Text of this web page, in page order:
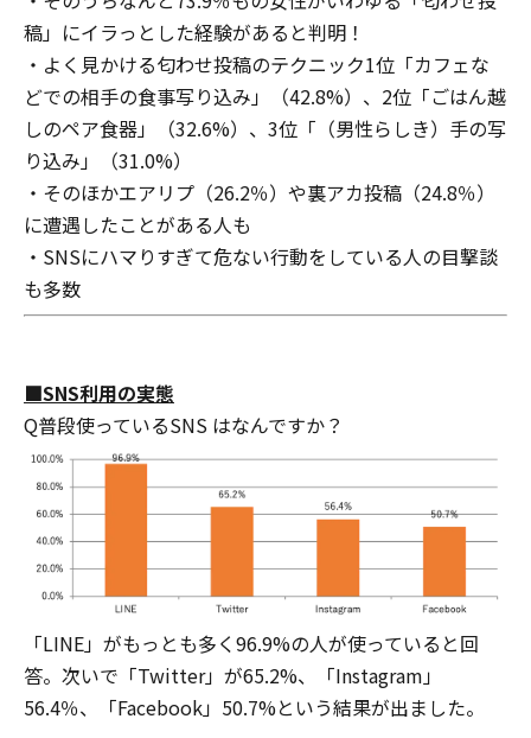
稿」にイラっとした経験があると判明！
・よく見かける匂わせ投稿のテクニック1位「カフェな
どでの相手の食事写り込み」（42.8%）、2位「ごはん越
しのペア食器」（32.6%）、3位「（男性らしき）手の写
り込み」（31.0%）
・そのほかエアリプ（26.2％）や裏アカ投稿（24.8％）
に遭遇したことがある人も
・SNSにハマりすぎて危ない行動をしている人の目撃談
も多数
■SNS利用の実態
Q普段使っているSNS はなんですか？
「LINE」がもっとも多く96.9%の人が使っていると回
答。次いで「Twitter」が65.2%、「Instagram」
56.4％、「Facebook」50.7%という結果が出ました。